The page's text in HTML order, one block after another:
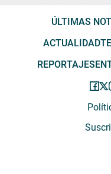
ÚLTIMAS
ACTUALIDAD
REPORTAJES